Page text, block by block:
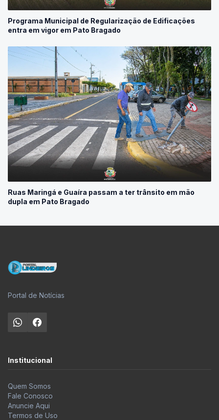
Programa Municipal de Regularização de Edificações
entra em vigor em Pato Bragado
Ruas Maringá e Guaíra passam a ter trânsito em mão
dupla em Pato Bragado
Portal de Notícias
Institucional
Quem Somos
Fale Conosco
Anuncie Aqui
Termos de Uso